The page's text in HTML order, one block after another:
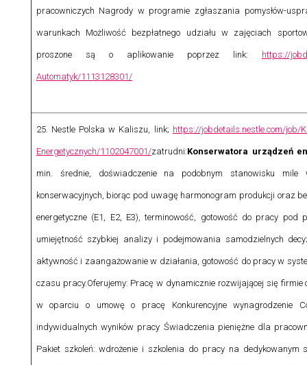
pracowniczych Nagrody w programie zgłaszania pomysłów-
warunkach Możliwość bezpłatnego udziału w zajęciach
proszone są o aplikowanie poprzez link: https://
Automatyk/1113128301/
25. Nestle Polska w Kaliszu, link; https://jobdetails.nestle.com/job/
Energetycznych/1102047001/zatrudni:Konserwatora urządzeń
min. średnie, doświadczenie na podobnym stanowisku mile
konserwacyjnych, biorąc pod uwagę harmonogram produkcji oraz
energetyczne (E1, E2, E3), terminowość, gotowość do pracy
umiejętność szybkiej analizy i podejmowania samodzielnych
aktywność i zaangażowanie w działania, gotowość do pracy w
czasu pracy.Oferujemy: Pracę w dynamicznie rozwijającej się
w oparciu o umowę o pracę Konkurencyjne wynagrodzenie
indywidualnych wyników pracy Świadczenia pieniężne dla
Pakiet szkoleń: wdrożenie i szkolenia do pracy na dedykowanym